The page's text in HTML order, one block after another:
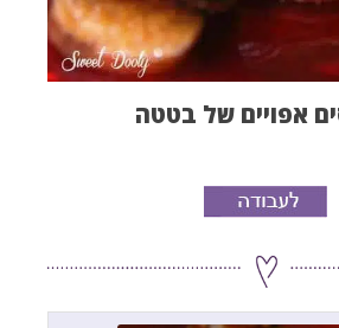
אפויים של בטטה